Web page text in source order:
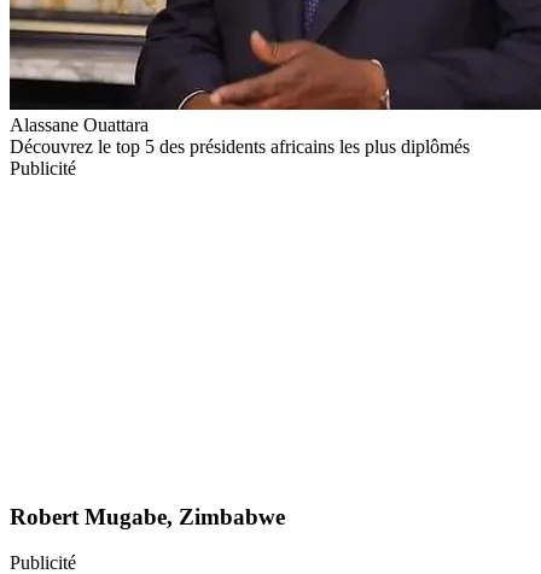
Alassane Ouattara
Découvrez le top 5 des présidents africains les plus diplômés
Publicité
Robert Mugabe, Zimbabwe
Publicité